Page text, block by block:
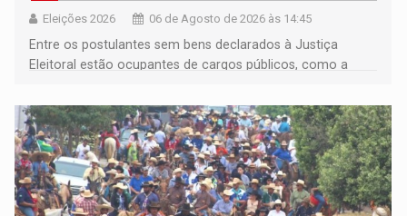
Eleições 2026 06 de Agosto de 2026 às 14:45
Entre os postulantes sem bens declarados à Justiça
Eleitoral estão ocupantes de cargos públicos, como a
Pedro Geovar (PP) e a vice-prefeita Magna dos Anjos
(NOVO)